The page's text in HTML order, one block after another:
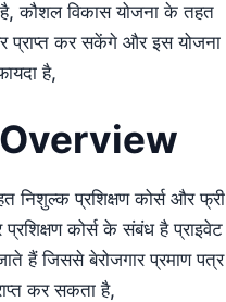
कौशल विकास योजना के तहत
प्राप्त कर सकेंगे और इस योजना
है,
निशुल्क प्रशिक्षण कोर्स और फ्री
कोर्स के संबंध है प्राइवेट
हैं जिससे बेरोजगार प्रमाण पत्र
कर सकता है,